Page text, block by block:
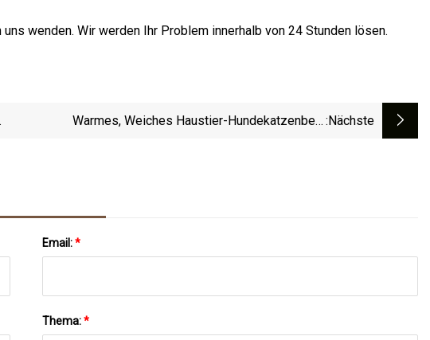
wenden. Wir werden Ihr Problem innerhalb von 24 Stunden lösen.
Warmes, Weiches Haustier-Hundekatzenbett, :nächste
Email:*
Thema:*